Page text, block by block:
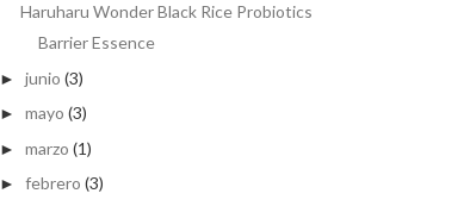
Haruharu Wonder Black Rice Probiotics
Barrier Essence
► junio (3)
► mayo (3)
► marzo (1)
► febrero (3)